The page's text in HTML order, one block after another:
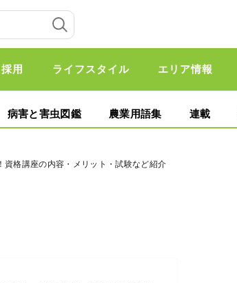
用 ライフスタイル エリア情報
病害と害虫図鑑 農業用語集 連載
格講座の内容・メリット・試験など紹介